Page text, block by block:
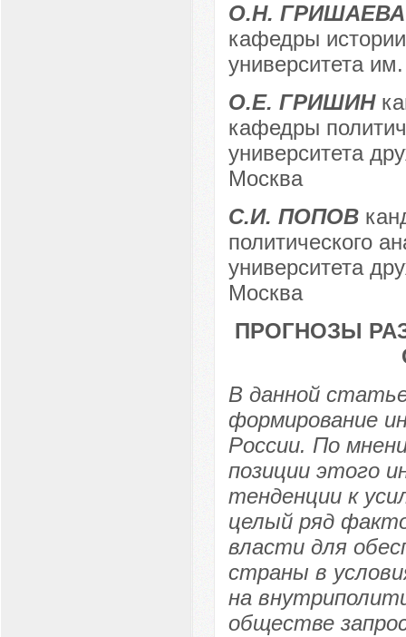
О.Н. ГРИШАЕВА
кафедры истории
университета
О.Е. ГРИШИН
кафедры
университета
Москва
С.И. ПОПОВ
политического
университета
Москва
ПРОГНОЗЫ
В данной
формирование
России. По
позиции этого
тенденции к
целый ряд
власти для
страны в
на
обществе